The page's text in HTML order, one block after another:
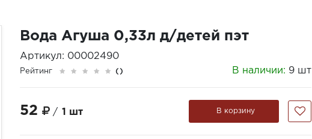
Вода Агуша 0,33л д/детей пэт
Артикул: 00002490
Рейтинг () В наличии: 9 шт
52 / 1 шт В корзину